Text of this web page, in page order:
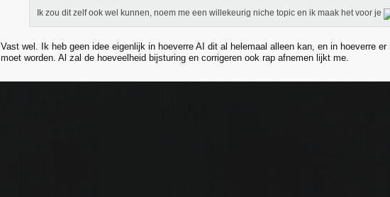
Ik zou dit zelf ook wel kunnen, noem me een willekeurig niche topic en ik maak het voor je
Vast wel. Ik heb geen idee eigenlijk in hoeverre AI dit al helemaal alleen kan, en in hoeverre er
moet worden. Al zal de hoeveelheid bijsturing en corrigeren ook rap afnemen lijkt me.